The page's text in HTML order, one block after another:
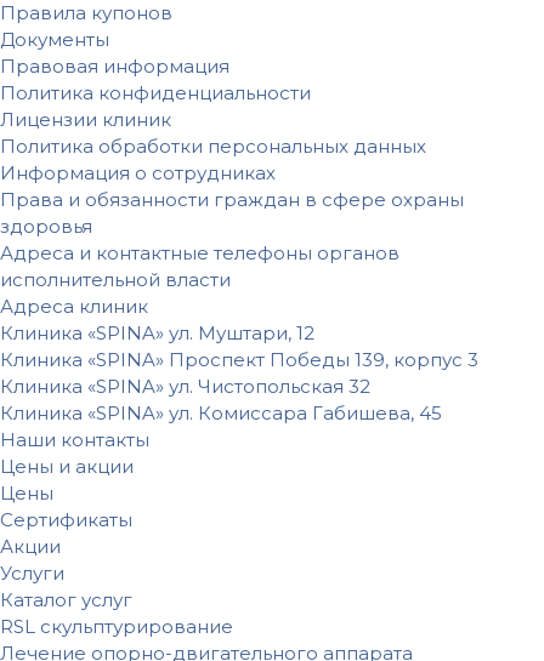
Правила купонов
Документы
Правовая информация
Политика конфиденциальности
Лицензии клиник
Политика обработки персональных данных
Информация о сотрудниках
Права и обязанности граждан в сфере охраны
здоровья
Адреса и контактные телефоны органов
исполнительной власти
Адреса клиник
Клиника «SPINA» ул. Муштари, 12
Клиника «SPINA» Проспект Победы 139, корпус 3
Клиника «SPINA» ул. Чистопольская 32
Клиника «SPINA» ул. Комиссара Габишева, 45
Наши контакты
Цены и акции
Цены
Сертификаты
Акции
Услуги
Каталог услуг
RSL скульптурирование
Лечение опорно-двигательного аппарата